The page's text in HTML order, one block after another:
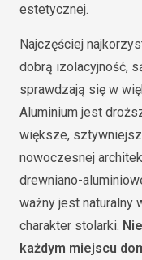
estetycznej.
Najczęściej
dobrą izolacyjność,
sprawdzają się w
Aluminium jest
większe,
nowoczesnej
drewniano-
ważny jest naturalny
charakter stolarki.
każdym miejscu